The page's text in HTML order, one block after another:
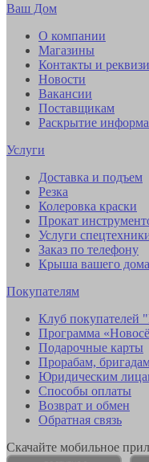
Ваш Дом
О компании
Магазины
Контакты и
Новости
Вакансии
Поставщикам
Раскрытие
Услуги
Доставка и подъем
Резка
Колеровка краски
Прокат
Услуги
Заказ по телефону
Крыша вашего дома
Покупателям
Клуб
Программа
Подарочные карты
Прорабам,
Юридическим
Способы оплаты
Возврат и обмен
Обратная связь
Скачайте мобильное